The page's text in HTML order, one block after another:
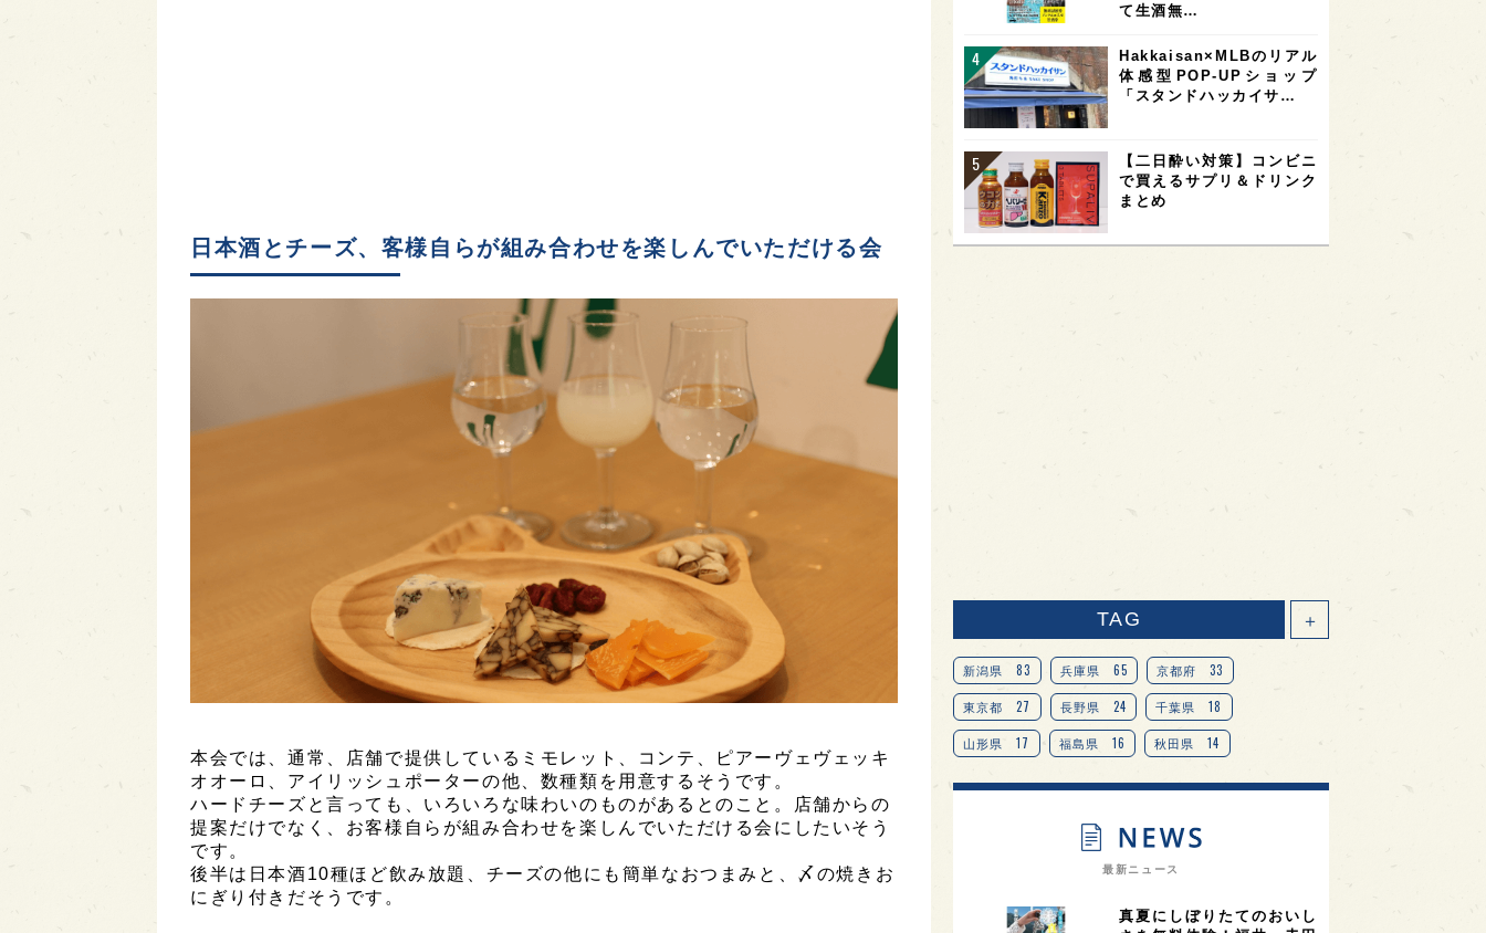
日本酒とチーズ、客様自らが組み合わせを楽しんでいただける会
本会では、通常、店舗で提供しているミモレット、コンテ、ピアーヴェヴェッキ
オオーロ、アイリッシュポーターの他、数種類を用意するそうです。
ハードチーズと言っても、いろいろな味わいのものがあるとのこと。店舗からの
提案だけでなく、お客様自らが組み合わせを楽しんでいただける会にしたいそう
です。
後半は日本酒10種ほど飲み放題、チーズの他にも簡単なおつまみと、〆の焼きお
にぎり付きだそうです。
て生酒無…
Hakkaisan×MLBのリアル
体感型POP-UPショップ
「スタンドハッカイサ…
【二日酔い対策】コンビニ
で買えるサプリ＆ドリンク
まとめ
TAG ＋
新潟県 83 兵庫県 65 京都府 33
東京都 27 長野県 24 千葉県 18
山形県 17 福島県 16 秋田県 14
愛知県 14 宮城県 14 岐阜県 13
オピニオンリーダーの視点 9
7 奈良県 滋賀県 7 和歌山県 6
最新ニュース
真夏にしぼりたてのおいし